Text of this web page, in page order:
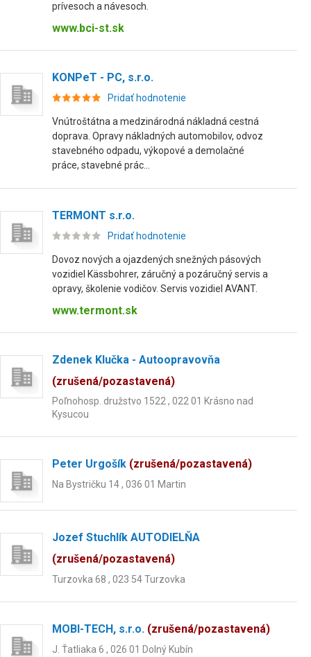
prívesoch a návesoch.
www.bci-st.sk
KONPeT - PC, s.r.o.
Pridať hodnotenie
Vnútroštátna a medzinárodná nákladná cestná
doprava. Opravy nákladných automobilov, odvoz
stavebného odpadu, výkopové a demolačné
práce, stavebné prác...
TERMONT s.r.o.
Pridať hodnotenie
Dovoz nových a ojazdených snežných pásových
vozidiel Kässbohrer, záručný a pozáručný servis a
opravy, školenie vodičov. Servis vozidiel AVANT.
www.termont.sk
Zdenek Klučka - Autoopravovňa
(zrušená/pozastavená)
Poľnohosp. družstvo 1522 , 022 01 Krásno nad
Kysucou
Peter Urgošík (zrušená/pozastavená)
Na Bystričku 14 , 036 01 Martin
Jozef Stuchlík AUTODIELŇA
(zrušená/pozastavená)
Turzovka 68 , 023 54 Turzovka
MOBI-TECH, s.r.o. (zrušená/pozastavená)
J. Ťatliaka 6 , 026 01 Dolný Kubín